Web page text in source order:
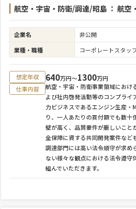
航空・宇宙・防衛/調達/昭島 ： 航空
企業名 非公開
業種・職種
コーポレートスタッフ
想定年収 640万円〜1300万円
仕事内容
航空・宇宙・防衛事業領域におけ
よび社内啓発活動等のコンプライ
力ビジネスであるエンジン生産・
り、一人あたりの買付額でも数
壁が高く、品質要件が厳しいこと
全保障に資する共同開発案件など
調達部門には高い法令順守が求め
ない様々な観点における法令遵守
組んでいただきます。